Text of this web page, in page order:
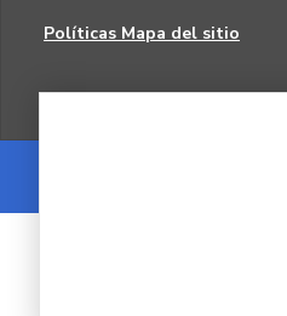
Políticas Mapa del sitio